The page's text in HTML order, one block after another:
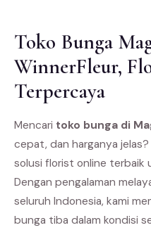
Toko Bunga
WinnerFleur,
Terpercaya
Mencari toko bunga di
cepat, dan harganya jelas?
solusi florist online terbaik
Dengan pengalaman
seluruh Indonesia, kami
bunga tiba dalam kondisi